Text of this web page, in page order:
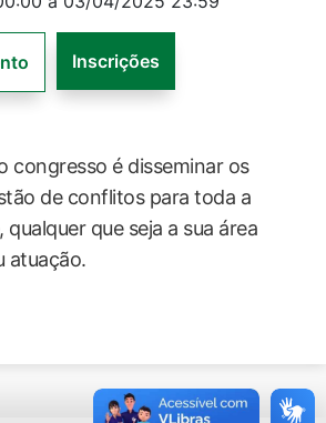
Inscrições
congresso é disseminar os
de conflitos para toda a
qualquer que seja a sua área
atuação.